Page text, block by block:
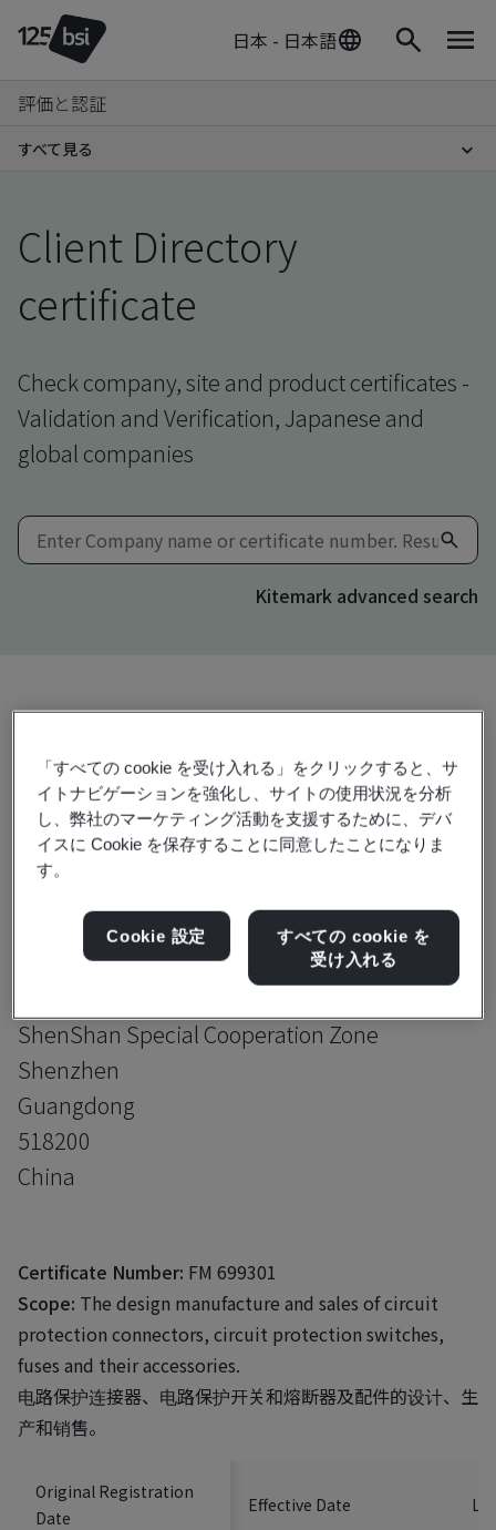
日本 - 日本語
評価と認証
すべて見る
Client Directory
certificate
Check company, site and product certificates -
Validation and Verification, Japanese and
global companies
Kitemark advanced search
ISO 9001:2015
Shenzhen ShenShan Special Cooperation
Zone VICFUSE CO., LTD.
ShenShan Special Cooperation Zone
Shenzhen
Guangdong
518200
China
Certificate Number: FM 699301
Scope: The design manufacture and sales of circuit
protection connectors, circuit protection switches,
fuses and their accessories.
电路保护连接器、电路保护开关和熔断器及配件的设计、生
产和销售。
Original Registration
Date
Effective Date
「すべての cookie を受け入れる」をクリックすると、サ
イトナビゲーションを強化し、サイトの使用状況を分析
し、弊社のマーケティング活動を支援するために、デバ
イスに Cookie を保存することに同意したことになりま
す。
Cookie 設定
すべての cookie を
受け入れる